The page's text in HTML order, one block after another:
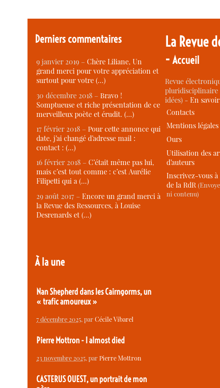
Derniers commentaires
9 janvier 2019 –Chère Liliane, Un
grand merci pour votre appréciation et
surtout pour votre (…)
30 décembre 2018 –Bravo !
Somptueuse et riche présentation de ce
merveilleux poète et érudit. (…)
17 février 2018 –Pour cette annonce qui
date, j’ai changé d’adresse mail :
contact : (…)
16 février 2018 –C’était même pas lui,
mais c’est tout comme : c’est Aurélie
Filipetti qui a (…)
29 août 2017 –Encore un grand merci à
la Revue des Ressources, à Louise
Desrenards et (…)
À la une
Nan Shepherd dans les Cairngorms, un
« trafic amoureux »
7 décembre 2025, parCécile Vibarel
Pierre Mottron - I almost died
23 novembre 2025, parPierre Mottron
CASTERUS OUEST, un portrait de mon
La Revue
-Accueil
Revue
idées) -En
Contacts
Mentions légales
Ours
Utilisation des
d’auteurs
Inscrivez-vous
de la RdR
ni contenu)